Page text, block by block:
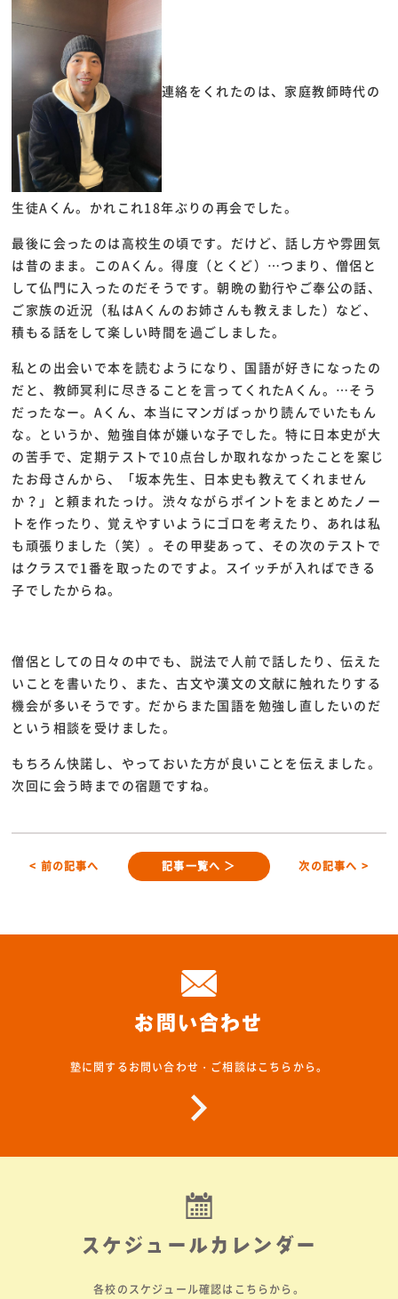
連絡をくれたのは、家庭教師時代の
生徒Aくん。かれこれ18年ぶりの再会でした。
最後に会ったのは高校生の頃です。だけど、話し方や雰囲気
は昔のまま。このAくん。得度（とくど）…つまり、僧侶と
して仏門に入ったのだそうです。朝晩の勤行やご奉公の話、
ご家族の近況（私はAくんのお姉さんも教えました）など、
積もる話をして楽しい時間を過ごしました。
私との出会いで本を読むようになり、国語が好きになったの
だと、教師冥利に尽きることを言ってくれたAくん。…そう
だったなー。Aくん、本当にマンガばっかり読んでいたもん
な。というか、勉強自体が嫌いな子でした。特に日本史が大
の苦手で、定期テストで10点台しか取れなかったことを案じ
たお母さんから、「坂本先生、日本史も教えてくれません
か？」と頼まれたっけ。渋々ながらポイントをまとめたノー
トを作ったり、覚えやすいようにゴロを考えたり、あれは私
も頑張りました（笑）。その甲斐あって、その次のテストで
はクラスで1番を取ったのですよ。スイッチが入ればできる
子でしたからね。
僧侶としての日々の中でも、説法で人前で話したり、伝えた
いことを書いたり、また、古文や漢文の文献に触れたりする
機会が多いそうです。だからまた国語を勉強し直したいのだ
という相談を受けました。
もちろん快諾し、やっておいた方が良いことを伝えました。
次回に会う時までの宿題ですね。
< 前の記事へ 記事一覧へ ＞ 次の記事へ >
お問い合わせ
塾に関するお問い合わせ・ご相談はこちらから。
スケジュールカレンダー
各校のスケジュール確認はこちらから。